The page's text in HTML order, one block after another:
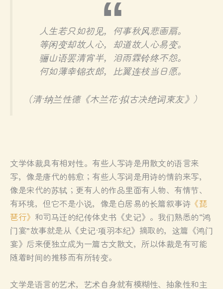
人生若只如初见，何事秋风悲画扇。
等闲变却故人心，却道故人心易变。
骊山语罢清宵半，泪雨霖铃终不怨。
何如薄幸锦衣郎，比翼连枝当日愿。
（清·纳兰性德《木兰花·拟古决绝词柬友》）
文学体裁具有相对性。有些人写诗是用散文的语言来
写，像是唐代的韩愈；有些人写词是用诗的情韵来写，
像是宋代的苏轼；更有人的作品里面有人物、有情节、
有环境，但它不是小说，像是白居易的长篇叙事诗 《琵
琶行》 和司马迁的纪传体史书《史记》。我们熟悉的“鸿
门宴”故事就是从《史记·项羽本纪》摘取的，这篇《鸿门
宴》后来便独立成为一篇古文散文，所以体裁是有可能
随着时间的推移而有所转变。
文学是语言的艺术，艺术自身就有模糊性、抽象性和主